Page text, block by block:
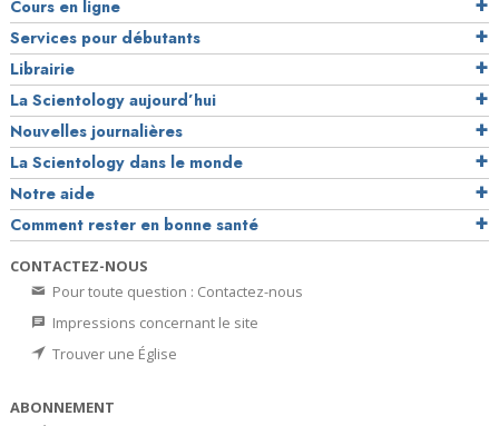
Cours en ligne
Services pour débutants
Librairie
La Scientology aujourd’hui
Nouvelles journalières
La Scientology dans le monde
Notre aide
Comment rester en bonne santé
CONTACTEZ-NOUS
Pour toute question : Contactez-nous
Impressions concernant le site
Trouver une Église
ABONNEMENT